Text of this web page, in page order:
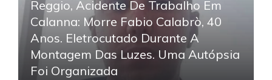
Reggio, Acidente De Trabalho Em
Calanna: Morre Fabio Calabrò, 40
Anos. Eletrocutado Durante A
Montagem Das Luzes. Uma Autópsia
Foi Organizada